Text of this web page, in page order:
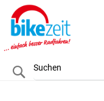
Search